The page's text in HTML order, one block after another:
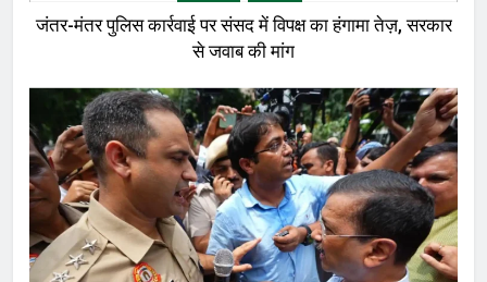
जंतर-मंतर पुलिस कार्रवाई पर संसद में विपक्ष का हंगामा तेज़, सरकार
से जवाब की मांग